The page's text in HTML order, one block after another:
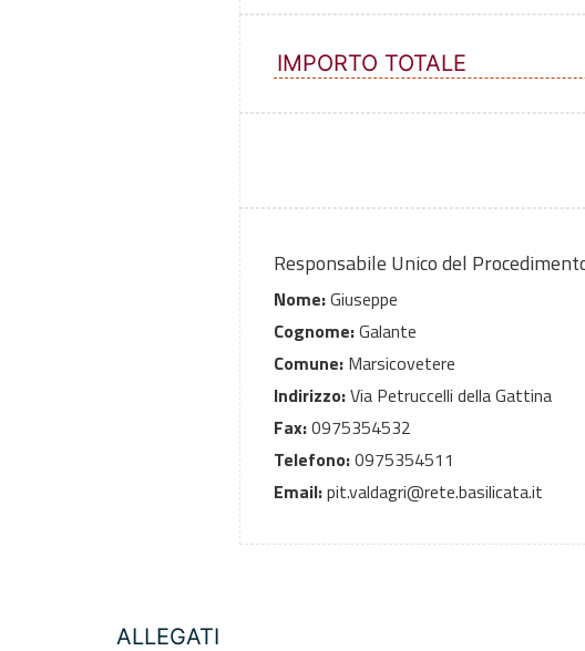
IMPORTO TOTALE
Responsabile Unico del
Nome:Giuseppe
Cognome:Galante
Comune: Marsicovetere
Indirizzo:Via Petruccelli della Gattina
Fax:0975354532
Telefono:0975354511
Email:pit.valdagri@rete.basilicata.it
ALLEGATI